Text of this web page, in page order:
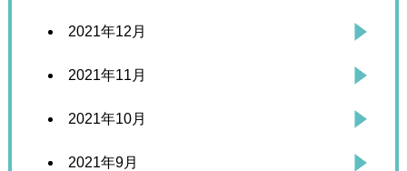
2021年12月
2021年11月
2021年10月
2021年9月